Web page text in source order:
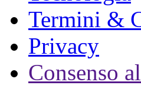
Termini &
Privacy
Consenso